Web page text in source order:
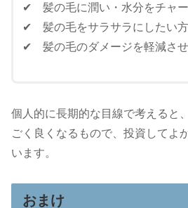
✔ 髪の毛に潤い・水分をチャ
✔ 髪の毛をサラサラにしたい方
✔ 髪の毛のダメージを軽減さ
個人的に長期的な目線で考えると
ごく良くなるもので、投資してよ
います。
おまけ